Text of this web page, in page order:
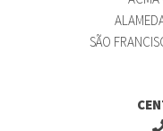
SÃO